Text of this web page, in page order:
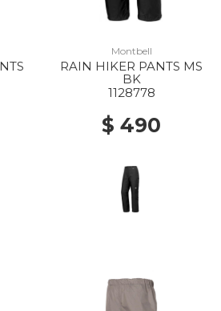
Montbell
RAIN HIKER PANTS MS
BK
1128778
$ 490